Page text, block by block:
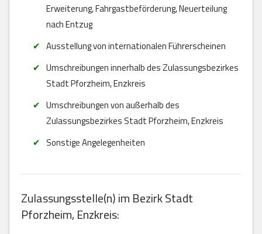
Erweiterung, Fahrgastbeförderung, Neuerteilung
nach Entzug
Ausstellung von internationalen Führerscheinen
Umschreibungen innerhalb des Zulassungsbezirkes
Stadt Pforzheim, Enzkreis
Umschreibungen von außerhalb des
Zulassungsbezirkes Stadt Pforzheim, Enzkreis
Sonstige Angelegenheiten
Zulassungsstelle(n) im Bezirk Stadt
Pforzheim, Enzkreis: